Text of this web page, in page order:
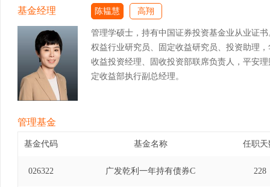
基金经理 陈韫慧 高翔
管理学硕士，持有中国证券投资基金业从业证
权益行业研究员、固定收益研究员、投资助理
收益投资经理、固收投资部联席负责人，平安
定收益部执行副总经理。
管理基金
基金代码 基金名称 任职天
026322 广发乾利一年持有债券C 228